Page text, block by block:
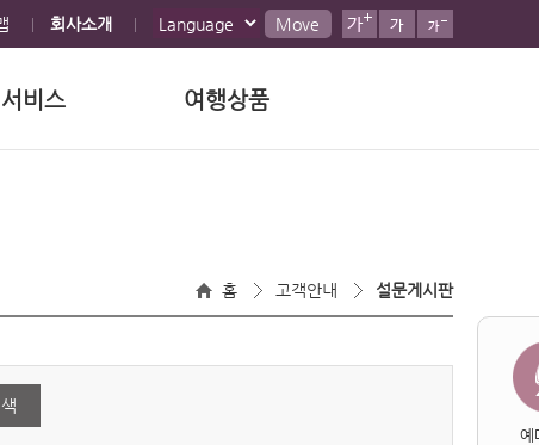
회사소개 Move
비스 여행상품
홈 고객안내 설문게시판
예